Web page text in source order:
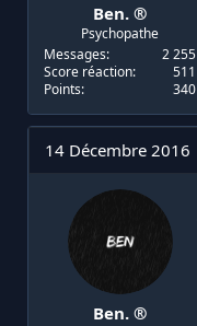
Ben. ®
Psychopathe
Messages
2 255
Score réaction
511
Points
340
14 Décembre 2016
Ben. ®